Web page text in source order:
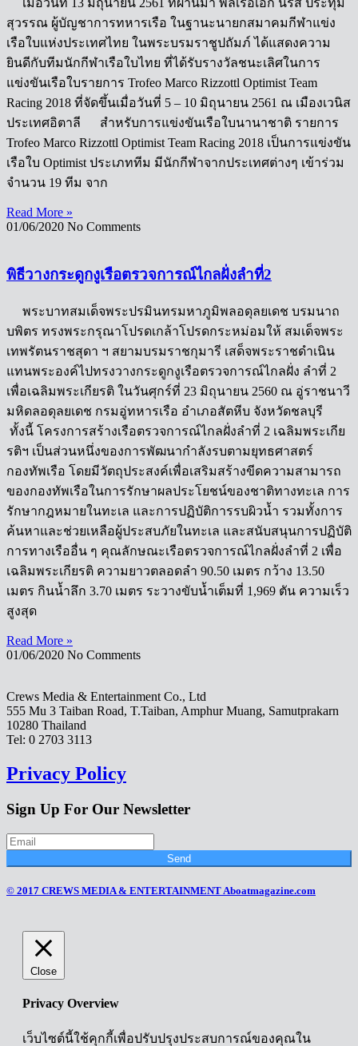
สุวรรณ ผู้บัญชาการทหารเรือ ในฐานะนายกสมาคมกีฬาแข่ง
เรือใบแห่งประเทศไทย ในพระบรมราชูปถัมภ์ ได้แสดงความ
ยินดีกับทีมนักกีฬาเรือใบไทย ที่ได้รับรางวัลชนะเลิศในการ
แข่งขันเรือใบรายการ Trofeo Marco Rizzottl Optimist Team
Racing 2018 ที่จัดขึ้นเมื่อวันที่ 5 – 10 มิถุนายน 2561 ณ เมืองเวนิส
ประเทศอิตาลี สำหรับการแข่งขันเรือใบนานาชาติ รายการ
Trofeo Marco Rizzottl Optimist Team Racing 2018 เป็นการแข่งขัน
เรือใบ Optimist ประเภททีม มีนักกีฬาจากประเทศต่างๆ เข้าร่วม
จำนวน 19 ทีม จาก
Read More »
01/06/2020 No Comments
พิธีวางกระดูกงูเรือตรวจการณ์ไกลฝั่งลำที่2
พระบาทสมเด็จพระปรมินทรมหาภูมิพลอดุลยเดช บรมนาถ
บพิตร ทรงพระกรุณาโปรดเกล้าโปรดกระหม่อมให้ สมเด็จพระ
เทพรัตนราชสุดา ฯ สยามบรมราชกุมารี เสด็จพระราชดำเนิน
แทนพระองค์ไปทรงวางกระดูกงูเรือตรวจการณ์ไกลฝั่ง ลำที่ 2
เพื่อเฉลิมพระเกียรติ ในวันศุกร์ที่ 23 มิถุนายน 2560 ณ อู่ราชนาวี
มหิดลอดุลยเดช กรมอู่ทหารเรือ อำเภอสัตหีบ จังหวัดชลบุรี
ทั้งนี้ โครงการสร้างเรือตรวจการณ์ไกลฝั่งลำที่ 2 เฉลิมพระเกีย
รติฯ เป็นส่วนหนึ่งของการพัฒนากำลังรบตามยุทธศาสตร์
กองทัพเรือ โดยมีวัตถุประสงค์เพื่อเสริมสร้างขีดความสามารถ
ของกองทัพเรือในการรักษาผลประโยชน์ของชาติทางทะเล การ
รักษากฎหมายในทะเล และการปฏิบัติการรบผิวน้ำ รวมทั้งการ
ค้นหาและช่วยเหลือผู้ประสบภัยในทะเล และสนับสนุนการปฏิบัติ
การทางเรืออื่น ๆ คุณลักษณะเรือตรวจการณ์ไกลฝั่งลำที่ 2 เพื่อ
เฉลิมพระเกียรติ ความยาวตลอดลำ 90.50 เมตร กว้าง 13.50
เมตร กินน้ำลึก 3.70 เมตร ระวางขับน้ำเต็มที่ 1,969 ตัน ความเร็ว
สูงสุด
Read More »
01/06/2020 No Comments
Crews Media & Entertainment Co., Ltd
555 Mu 3 Taiban Road, T.Taiban, Amphur Muang, Samutprakarn
10280 Thailand
Tel: 0 2703 3113
Privacy Policy
Sign Up For Our Newsletter
Send
© 2017 CREWS MEDIA & ENTERTAINMENT Aboatmagazine.com
Close
Privacy Overview
เว็บไซต์นี้ใช้คุกกี้เพื่อปรับปรุงประสบการณ์ของคุณใน